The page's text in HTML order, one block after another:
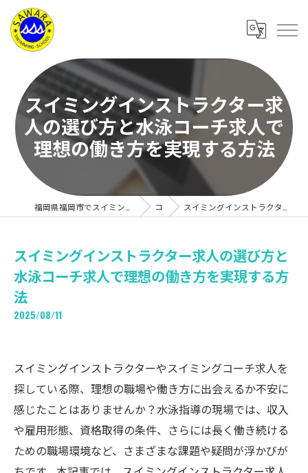
スイミングインストラクター求
人の選び方と水泳コーチ求人で
理想の働き方を実現する方法
コラム スイミングインストラクター求人の選び方と水泳コーチ求人で理想の働き方を実現する方法
スイミングインストラクター求人の選び方と
水泳コーチ求人で理想の働き方を実現する方
法
2025/08/11
スイミングインストラクターやスイミングコーチ求人を
探している際、理想の職場や働き方に出会えるか不安に
感じたことはありませんか？水泳指導の現場では、収入
や雇用形態、資格取得の条件、さらには長く働き続ける
ための職場環境など、さまざまな課題や疑問が浮かびが